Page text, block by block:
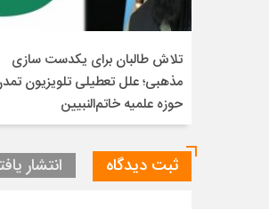
تلاش طالبان برای یکدست سازی
مذهبی؛ علل تعطیلی تلویزیون
حوزه علمیه خاتم‌النبیین
ثبت دیدگاه انتشار